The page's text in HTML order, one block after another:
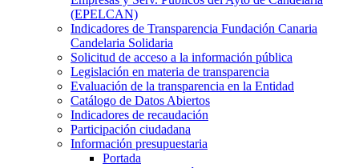
(EPELCAN)
Indicadores de Transparencia Fundación Canaria
Candelaria Solidaria
Solicitud de acceso a la información pública
Legislación en materia de transparencia
Evaluación de la transparencia en la Entidad
Catálogo de Datos Abiertos
Indicadores de recaudación
Participación ciudadana
Información presupuestaria
Portada